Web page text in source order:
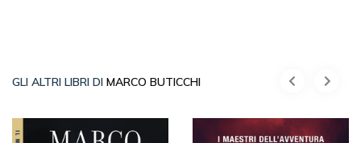
GLI ALTRI LIBRI DI MARCO BUTICCHI